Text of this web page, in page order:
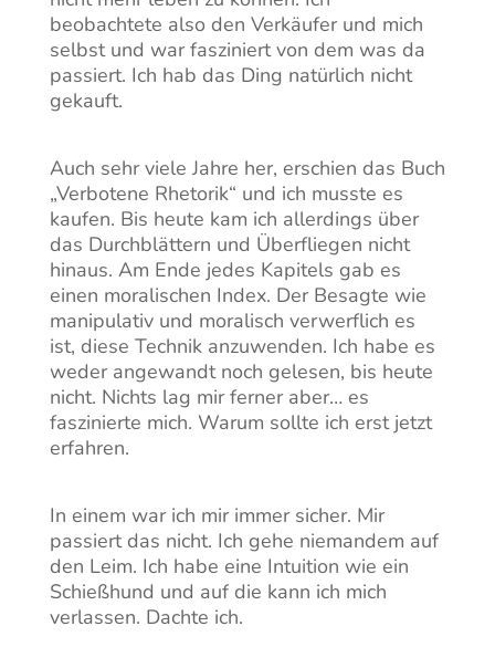
beobachtete also den Verkäufer und mich
selbst und war fasziniert von dem was da
passiert. Ich hab das Ding natürlich nicht
gekauft.
Auch sehr viele Jahre her, erschien das Buch
„Verbotene Rhetorik“ und ich musste es
kaufen. Bis heute kam ich allerdings über
das Durchblättern und Überfliegen nicht
hinaus. Am Ende jedes Kapitels gab es
einen moralischen Index. Der Besagte wie
manipulativ und moralisch verwerflich es
ist, diese Technik anzuwenden. Ich habe es
weder angewandt noch gelesen, bis heute
nicht. Nichts lag mir ferner aber… es
faszinierte mich. Warum sollte ich erst jetzt
erfahren.
In einem war ich mir immer sicher. Mir
passiert das nicht. Ich gehe niemandem auf
den Leim. Ich habe eine Intuition wie ein
Schießhund und auf die kann ich mich
verlassen. Dachte ich.